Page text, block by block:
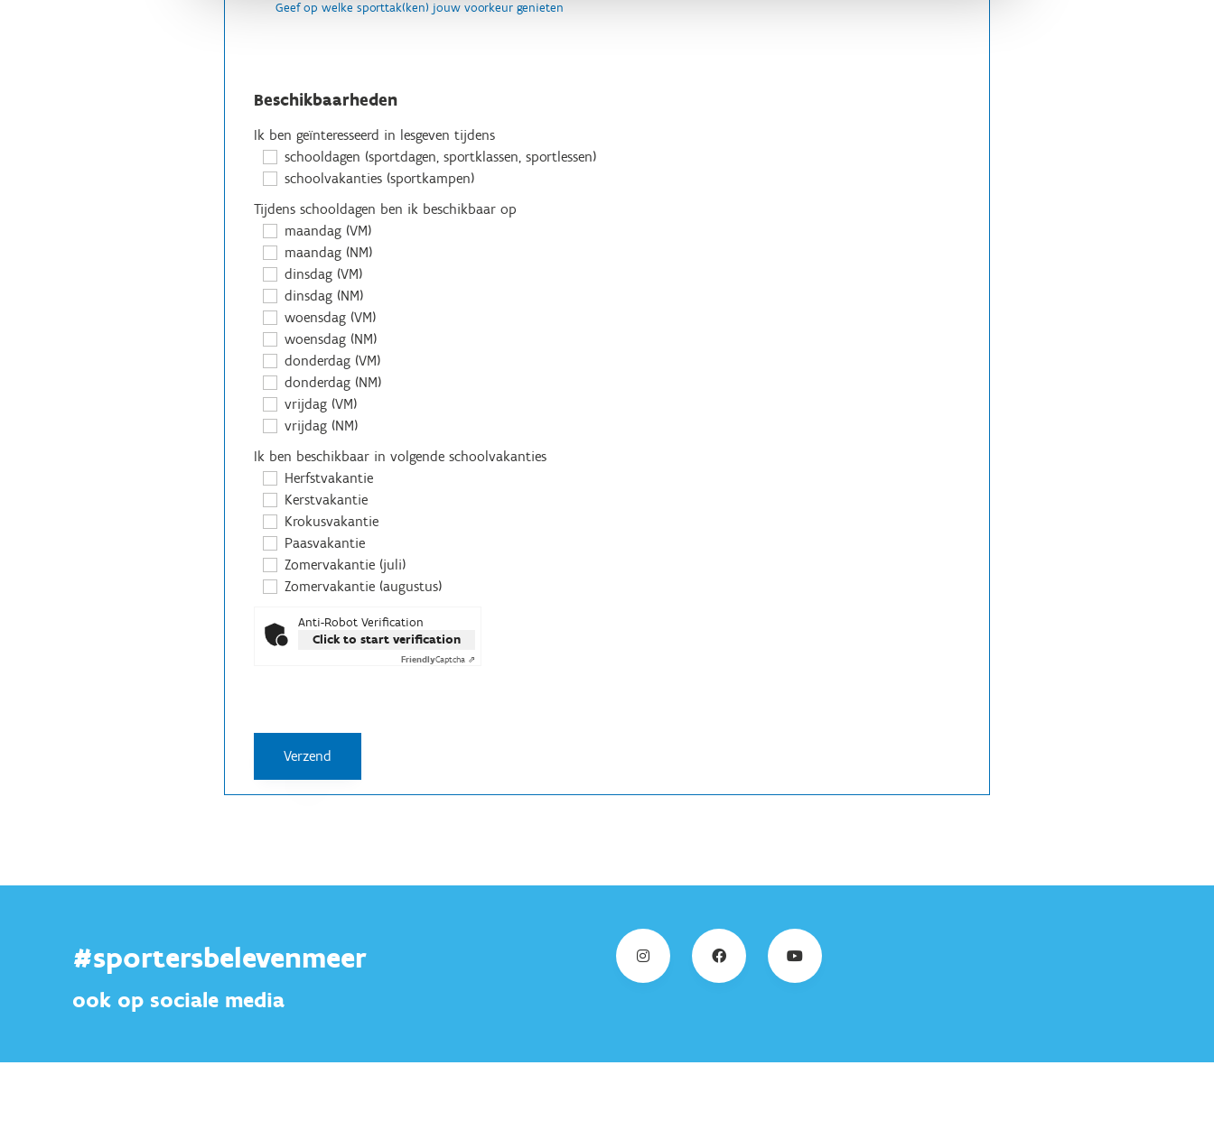
Geef op welke sporttak(ken) jouw voorkeur genieten
Beschikbaarheden
Ik ben geïnteresseerd in lesgeven tijdens
schooldagen (sportdagen, sportklassen, sportlessen)
schoolvakanties (sportkampen)
Tijdens schooldagen ben ik beschikbaar op
maandag (VM)
maandag (NM)
dinsdag (VM)
dinsdag (NM)
woensdag (VM)
woensdag (NM)
donderdag (VM)
donderdag (NM)
vrijdag (VM)
vrijdag (NM)
Ik ben beschikbaar in volgende schoolvakanties
Herfstvakantie
Kerstvakantie
Krokusvakantie
Paasvakantie
Zomervakantie (juli)
Zomervakantie (augustus)
Anti-Robot Verification
Click to start verification
FriendlyCaptcha ⇗
#sportersbelevenmeer
ook op sociale media